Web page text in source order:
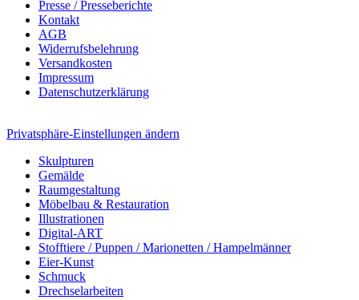
Presse / Presseberichte
Kontakt
AGB
Widerrufsbelehrung
Versandkosten
Impressum
Datenschutzerklärung
Privatsphäre-Einstellungen ändern
Skulpturen
Gemälde
Raumgestaltung
Möbelbau & Restauration
Illustrationen
Digital-ART
Stofftiere / Puppen / Marionetten / Hampelmänner
Eier-Kunst
Schmuck
Drechselarbeiten